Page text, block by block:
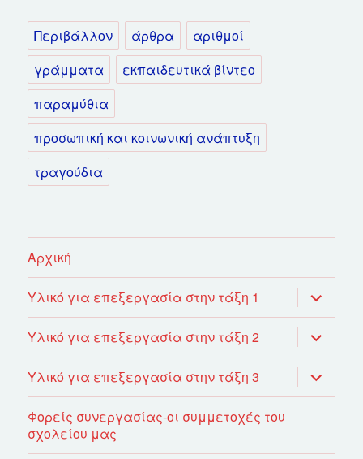
Περιβάλλον άρθρα
αριθμοί
γράμματα
εκπαιδευτικά βίντεο
παραμύθια
προσωπική και κοινωνική ανάπτυξη
τραγούδια
Αρχική
Υλικό για επεξεργασία στην τάξη 1 του
μενού
Υλικό για επεξεργασία στην τάξη 2 του
μενού
Υλικό για επεξεργασία στην τάξη 3 του
μενού
Φορείς συνεργασίας-οι συμμετοχές του
σχολείου μας